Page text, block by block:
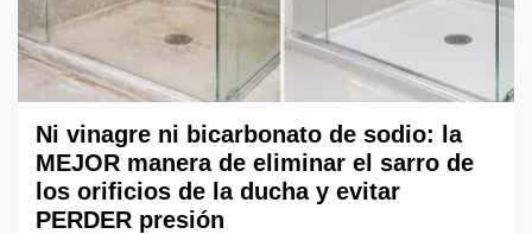
Ni vinagre ni bicarbonato de sodio: la
MEJOR manera de eliminar el sarro de
los orificios de la ducha y evitar
PERDER presión